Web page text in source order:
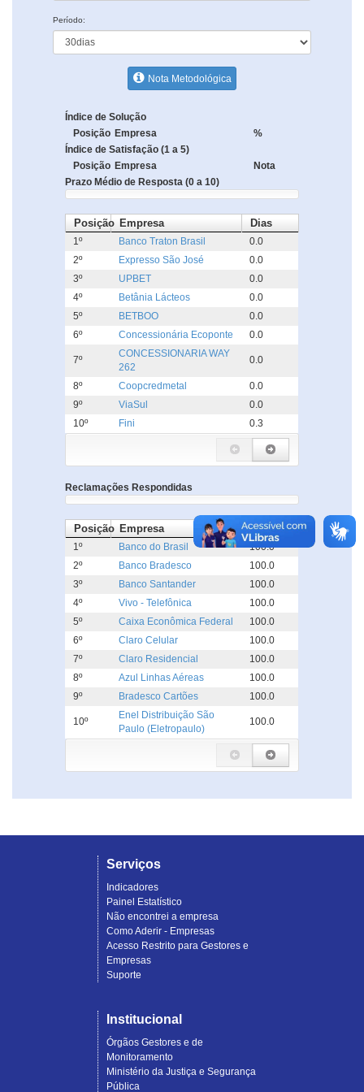
Período:
Nota Metodológica
Índice de Solução
Posição Empresa
%
Índice de Satisfação (1 a 5)
Posição Empresa
Nota
Prazo Médio de Resposta (0 a 10)
Posição Empresa Dias
1º Banco Traton Brasil
0.0
2º
Expresso São José
0.0
3º
UPBET
0.0
4º
Betânia Lácteos
0.0
5º
BETBOO
0.0
6º
Concessionária Ecoponte 0.0
7º
CONCESSIONARIA WAY
262
0.0
8º Coopcredmetal
0.0
9º
ViaSul
0.0
10º
Fini 0.3
Reclamações Respondidas
Posição Empresa %
1º Banco do Brasil
100.0
2º
Banco Bradesco
100.0
3º
Banco Santander
100.0
4º
Vivo - Telefônica
100.0
5º
Caixa Econômica Federal
100.0
6º
Claro Celular
100.0
7º
Claro Residencial
100.0
8º
Azul Linhas Aéreas
100.0
9º
Bradesco Cartões 100.0
10º
Enel Distribuição São
Paulo (Eletropaulo)
100.0
Serviços
Indicadores
Painel Estatístico
Não encontrei a empresa
Como Aderir - Empresas
Acesso Restrito para Gestores e
Empresas
Suporte
Institucional
Órgãos Gestores e de
Monitoramento
Ministério da Justiça e Segurança
Pública